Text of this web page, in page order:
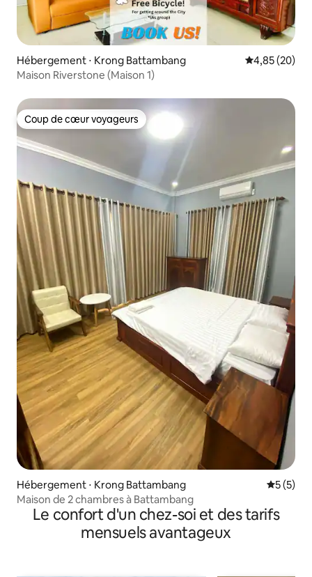
Hébergement ⋅ Krong Battambang Évaluation
4,85 (20)
Maison Riverstone (Maison 1)
Coup de cœur voyageurs
Coup de cœur voyageurs
Hébergement ⋅ Krong Battambang
5 (5)
Maison de 2 chambres à Battambang
Le confort d'un chez-soi et des tarifs
mensuels avantageux